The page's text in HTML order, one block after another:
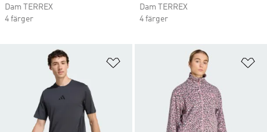
Dam TERREX
4 färger
Dam TERREX
4 färger
Lägg till på önskelistan